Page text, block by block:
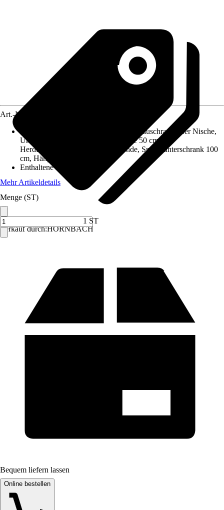
Verkauf durch:HORNBACH
Art.-Nr.
Kühlumbauschrank 88er Nische,
Unterschrank mit Tür und Schublade 50 cm,
Herdumbauschrank mit fester Blende, Spülenunterschrank 100
cm, Hängeschrank 50 cm
Enthaltene Elektrogeräte
Mehr Artikeldetails
Menge (ST)
1 ST
Bequem liefern lassen
Online bestellen